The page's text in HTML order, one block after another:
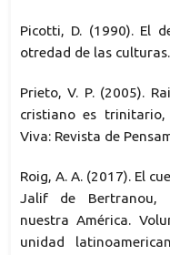
Picotti, D. (1990). El
otredad de las
Prieto, V. P. (2005).
cristiano es trinitario,
Viva: Revista de
Roig, A. A. (2017). El
Jalif de Bertranou,
nuestra América.
unidad